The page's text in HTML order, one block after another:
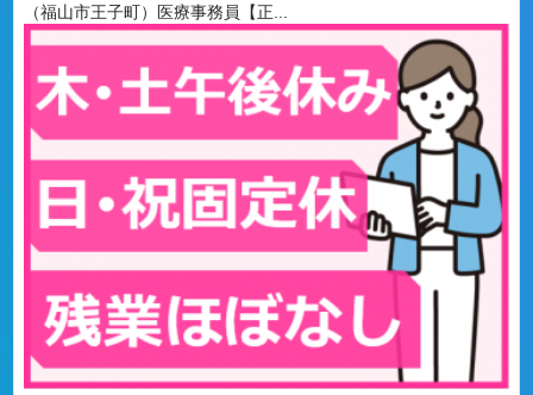
（福山市王子町）医療事務員【正...